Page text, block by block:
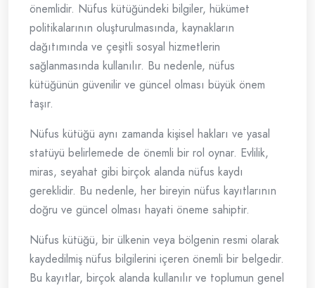
önemlidir. Nüfus kütüğündeki bilgiler, hükümet
politikalarının oluşturulmasında, kaynakların
dağıtımında ve çeşitli sosyal hizmetlerin
sağlanmasında kullanılır. Bu nedenle, nüfus
kütüğünün güvenilir ve güncel olması büyük önem
taşır.
Nüfus kütüğü aynı zamanda kişisel hakları ve yasal
statüyü belirlemede de önemli bir rol oynar. Evlilik,
miras, seyahat gibi birçok alanda nüfus kaydı
gereklidir. Bu nedenle, her bireyin nüfus kayıtlarının
doğru ve güncel olması hayati öneme sahiptir.
Nüfus kütüğü, bir ülkenin veya bölgenin resmi olarak
kaydedilmiş nüfus bilgilerini içeren önemli bir belgedir.
Bu kayıtlar, birçok alanda kullanılır ve toplumun genel